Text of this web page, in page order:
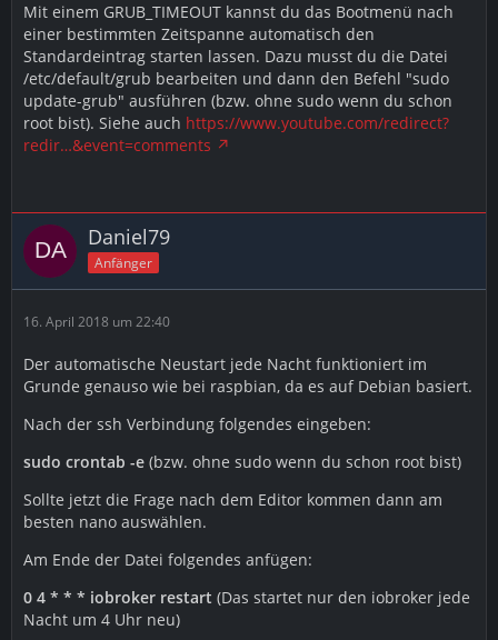
Mit einem GRUB_TIMEOUT kannst du das Bootmenü nach
einer bestimmten Zeitspanne automatisch den
Standardeintrag starten lassen. Dazu musst du die Datei
/etc/default/grub bearbeiten und dann den Befehl "sudo
update-grub" ausführen (bzw. ohne sudo wenn du schon
root bist). Siehe auch https://www.youtube.com/redirect?
redir…&event=comments
Daniel79
Anfänger
16. April 2018 um 22:40
Der automatische Neustart jede Nacht funktioniert im
Grunde genauso wie bei raspbian, da es auf Debian basiert.
Nach der ssh Verbindung folgendes eingeben:
sudo crontab -e (bzw. ohne sudo wenn du schon root bist)
Sollte jetzt die Frage nach dem Editor kommen dann am
besten nano auswählen.
Am Ende der Datei folgendes anfügen:
0 4 * * * iobroker restart (Das startet nur den iobroker jede
Nacht um 4 Uhr neu)